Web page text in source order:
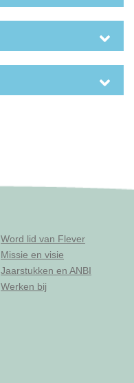
Word lid van Flever
Missie en visie
Jaarstukken en ANBI
Werken bij